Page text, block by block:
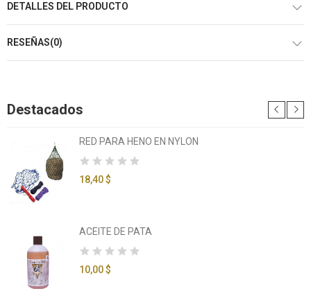
DETALLES DEL PRODUCTO
RESEÑAS(0)
Destacados
RED PARA HENO EN NYLON
18,40 $
ACEITE DE PATA
10,00 $